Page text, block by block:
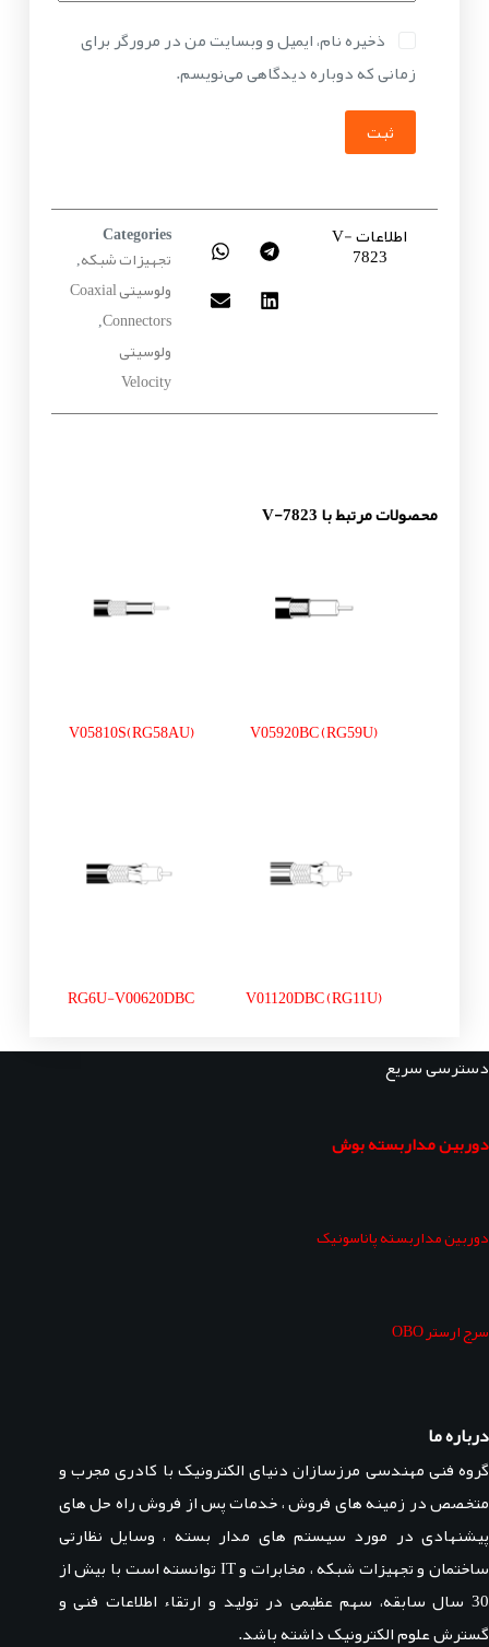
ذخیره نام، ایمیل و وبسایت من در مرورگر برای
زمانی که دوباره دیدگاهی می‌نویسم.
ثبت
اطلاعات V-
7823
Categories
تجهیزات شبکه,
ولوسیتی Coaxial
Connectors
,
ولوسیتی
Velocity
محصولات مرتبط با V-7823
V05920BC (RG59U)
V05810S(RG58AU)
V01120DBC (RG11U)
RG6U-V00620DBC
دسترسی سریع
دوربین مداربسته بوش
دوربین مداربسته پاناسونیک
سرج ارستر OBO
درباره ما
گروه فنی مهندسی مرزسازان دنیای الکترونیک با کادری مجرب و
متخصص در زمینه های فروش ، خدمات پس از فروش راه حل های
پیشنهادی در مورد سیستم های مدار بسته ، وسایل نظارتی
ساختمان و تجهیزات شبکه ، مخابرات و IT توانسته است با بیش از
30 سال سابقه، سهم عظیمی در تولید و ارتقاء اطلاعات فنی و
گسترش علوم الکترونیک داشته باشد.